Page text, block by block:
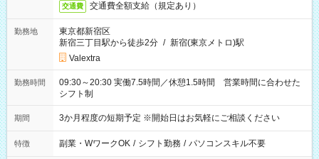
交通費 交通費全額支給（規定あり）
勤務地
東京都新宿区
新宿三丁目駅から徒歩2分 / 新宿(東京メトロ)駅
Valextra
勤務時間
09:30～20:30 実働7.5時間／休憩1.5時間 営業時間に合わせた
シフト制
期間 3か月程度の短期予定 ※開始日はお気軽にご相談ください
特徴 副業・WワークOK / シフト勤務 / パソコンスキル不要